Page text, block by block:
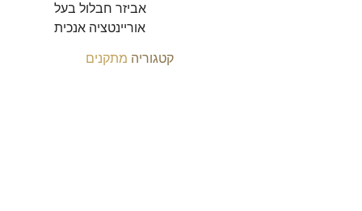
אביזר חבלול בעל
אוריינטציה אנכית
קטגוריה מתקנים